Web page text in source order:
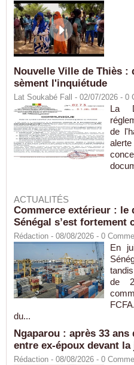
Nouvelle Ville de Thiès
sèment l'inquiétude
Lat Soukabé Fall - 02/07/2026 - 0
La
de
ACTUALITÉS
Commerce extérieur :
Sénégal s’est fortement
Rédaction - 08/08/2026 - 0
En
de
du...
Ngaparou : après 33
entre ex-époux devant
Rédaction - 08/08/2026 - 0